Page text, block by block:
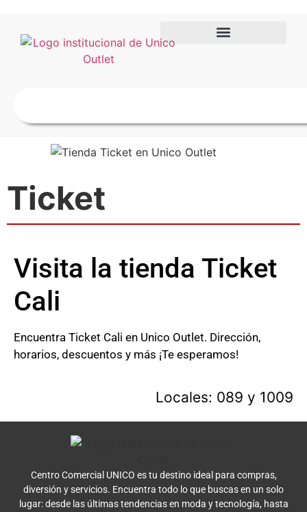
Ticket
Visita la tienda Ticket
Cali
Encuentra Ticket Cali en Unico Outlet. Dirección,
horarios, descuentos y más ¡Te esperamos!
Locales: 089 y 1009
Centro Comercial UNICO es tu destino ideal para compras,
diversión y servicios. Encuentra todo lo que buscas en un solo
lugar: desde las últimas tendencias en moda y tecnología, hasta